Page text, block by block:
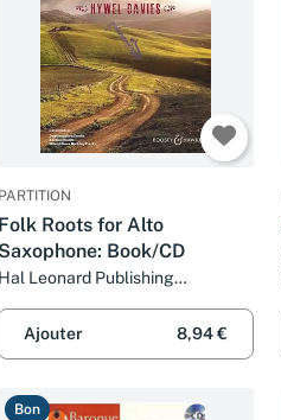
PARTITION
Folk Roots for Alto
Saxophone: Book/CD
Hal Leonard Publishing
Ajouter
8,94 €
Bon